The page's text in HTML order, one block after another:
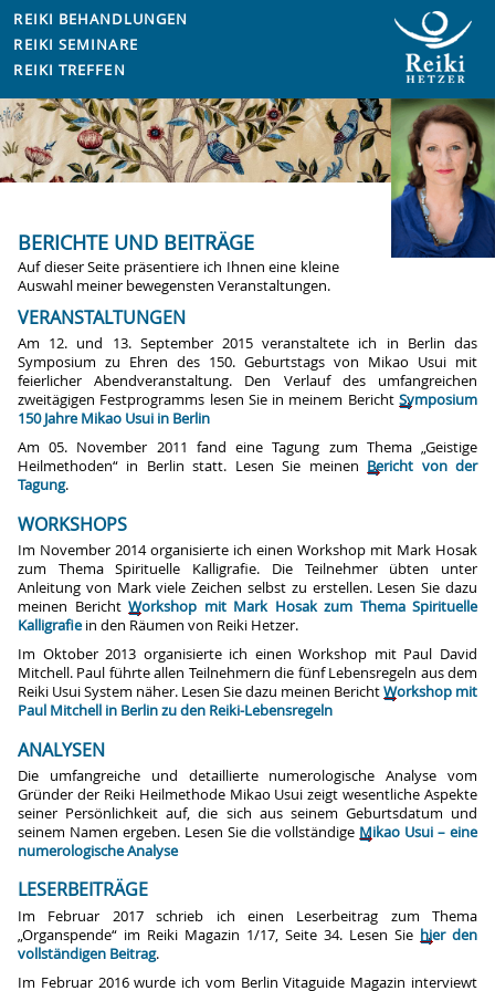
REIKI BEHANDLUNGEN
REIKI SEMINARE
REIKI TREFFEN
BERICHTE UND BEITRÄGE
Auf dieser Seite präsentiere ich Ihnen eine kleine
Auswahl meiner bewegensten Veranstaltungen.
VERANSTALTUNGEN
Am 12. und 13. September 2015 veranstaltete ich in Berlin das
Symposium zu Ehren des 150. Geburtstags von Mikao Usui mit
feierlicher Abendveranstaltung. Den Verlauf des umfangreichen
zweitägigen Festprogramms lesen Sie in meinem Bericht Symposium
150 Jahre Mikao Usui in Berlin
Am 05. November 2011 fand eine Tagung zum Thema „Geistige
Heilmethoden“ in Berlin statt. Lesen Sie meinen Bericht von der
Tagung.
WORKSHOPS
Im November 2014 organisierte ich einen Workshop mit Mark Hosak
zum Thema Spirituelle Kalligrafie. Die Teilnehmer übten unter
Anleitung von Mark viele Zeichen selbst zu erstellen. Lesen Sie dazu
meinen Bericht Workshop mit Mark Hosak zum Thema Spirituelle
Kalligrafiein den Räumen von Reiki Hetzer.
Im Oktober 2013 organisierte ich einen Workshop mit Paul David
Mitchell. Paul führte allen Teilnehmern die fünf Lebensregeln aus dem
Reiki Usui System näher. Lesen Sie dazu meinen BerichtWorkshop mit
Paul Mitchell in Berlin zu den Reiki-Lebensregeln
ANALYSEN
Die umfangreiche und detaillierte numerologische Analyse vom
Gründer der Reiki Heilmethode Mikao Usui zeigt wesentliche Aspekte
seiner Persönlichkeit auf, die sich aus seinem Geburtsdatum und
seinem Namen ergeben. Lesen Sie die vollständige Mikao Usui – eine
numerologische Analyse
LESERBEITRÄGE
Im Februar 2017 schrieb ich einen Leserbeitrag zum Thema
„Organspende“ im Reiki Magazin 1/17, Seite 34. Lesen Sie hier den
vollständigen Beitrag.
Im Februar 2016 wurde ich vom Berlin Vitaguide Magazin interviewt